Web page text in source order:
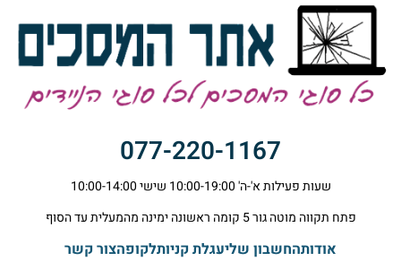
077-220-1167
שעות פעילות א'-ה' 10:00-19:00 שישי 10:00-14:00
פתח תקווה מוטה גור 5 קומה ראשונה ימינה מהמעלית עד הסוף
אודותהחשבון שליעגלת קניותלקופהצור קשר